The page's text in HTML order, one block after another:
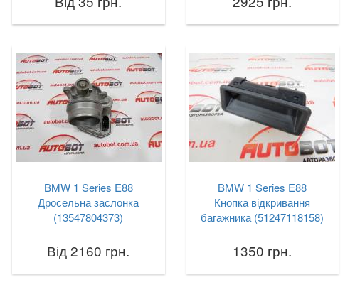
BMW 1 Series E88
Дросельна заслонка
(13547804373)
Від 2160 грн.
BMW 1 Series E88
Кнопка відкривання
багажника (51247118158)
1350 грн.